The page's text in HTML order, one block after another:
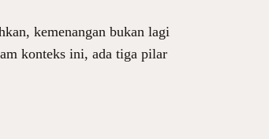
kemenangan bukan lagi
konteks ini, ada tiga pilar